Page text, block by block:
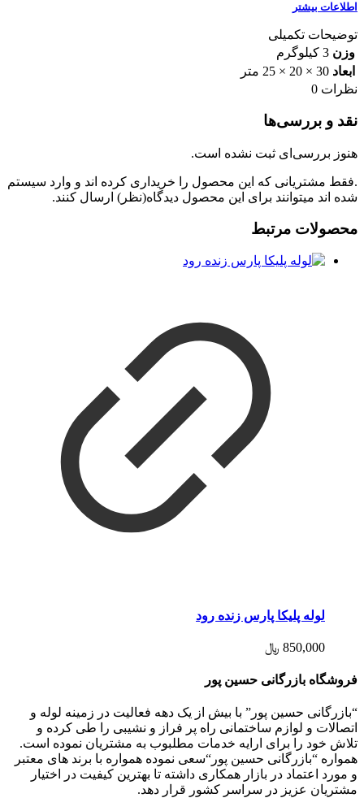
اطلاعات بیشتر
توضیحات تکمیلی
وزن 3 کیلوگرم
ابعاد 30 × 20 × 25 متر
نظرات 0
نقد و بررسی‌ها
هنوز بررسی‌ای ثبت نشده است.
.فقط مشتریانی که این محصول را خریداری کرده اند و وارد سیستم
شده اند میتوانند برای این محصول دیدگاه(نظر) ارسال کنند.
محصولات مرتبط
لوله پلیکا پارس زنده رود
850,000 ﷼
فروشگاه بازرگانی حسین پور
“بازرگانی حسین پور” با بیش از یک دهه فعالیت در زمینه لوله و
اتصالات و لوازم ساختمانی راه پر فراز و نشیبی را طی کرده و
تلاش خود را برای ارایه خدمات مطلبوب به مشتریان نموده است.
همواره “بازرگانی حسین پور“سعی نموده همواره با برند های معتبر
و مورد اعتماد در بازار همکاری داشته تا بهترین کیفیت در اختیار
مشتریان عزیز در سراسر کشور قرار دهد.